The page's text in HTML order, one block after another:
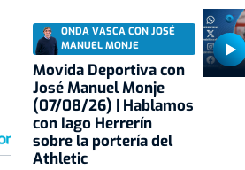
ONDA VASCA CON JOSÉ
MANUEL MONJE
Movida Deportiva con
José Manuel Monje
(07/08/26) | Hablamos
con Iago Herrerín
sobre la portería del
Athletic